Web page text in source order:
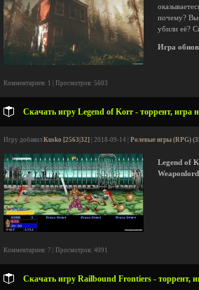
почему? Вы
убили её?
Игра
Комментариев: 1 | Просмотров: 5603
Скачать игру Legend of Korr - торрент, игра
Игру добавил Kusko [2563|32] | 2018-09-14 | Ролевые игры (RPG)
Legend of
Weaponlord
Комментариев: 7 | Просмотров: 4091
Скачать игру Railbound Frontiers - торрент,